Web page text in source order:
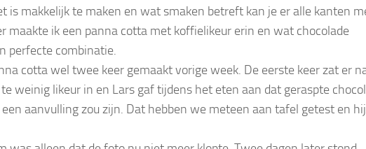
is makkelijk te maken en wat smaken betreft kan je er alle kanten
maakte ik een panna cotta met koffielikeur erin en wat chocolade
perfecte combinatie.
cotta wel twee keer gemaakt vorige week. De eerste keer zat er
weinig likeur in en Lars gaf tijdens het eten aan dat geraspte
aanvulling zou zijn. Dat hebben we meteen aan tafel getest en hij